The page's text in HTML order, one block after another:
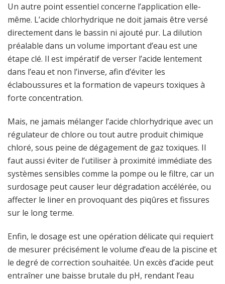
Un autre point essentiel concerne l’application elle-
même. L’acide chlorhydrique ne doit jamais être versé
directement dans le bassin ni ajouté pur. La dilution
préalable dans un volume important d’eau est une
étape clé. Il est impératif de verser l’acide lentement
dans l’eau et non l’inverse, afin d’éviter les
éclaboussures et la formation de vapeurs toxiques à
forte concentration.
Mais, ne jamais mélanger l’acide chlorhydrique avec un
régulateur de chlore ou tout autre produit chimique
chloré, sous peine de dégagement de gaz toxiques. Il
faut aussi éviter de l’utiliser à proximité immédiate des
systèmes sensibles comme la pompe ou le filtre, car un
surdosage peut causer leur dégradation accélérée, ou
affecter le liner en provoquant des piqûres et fissures
sur le long terme.
Enfin, le dosage est une opération délicate qui requiert
de mesurer précisément le volume d’eau de la piscine et
le degré de correction souhaitée. Un excès d’acide peut
entraîner une baisse brutale du pH, rendant l’eau